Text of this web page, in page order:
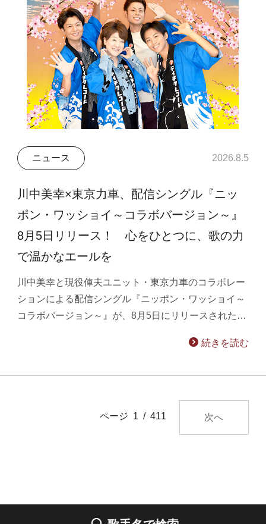
ニュース 2026.8.5
川中美幸×東京力車、配信シングル『ニッ
ポン・ワッショイ～コラボバージョン～』
8月5日リリース！ 心をひとつに、歌の力
で温かなエールを
川中美幸と現役俥夫ユニット・東京力車のコラボレー
ションによる配信シングル『ニッポン・ワッショイ～
コラボバージョン～』が、8月5日にリリースされた…
続きを読む
ページ 1 / 411 次へ